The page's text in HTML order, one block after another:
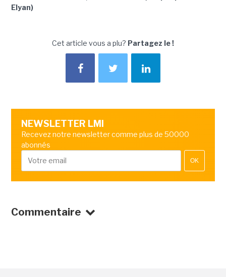
Elyan)
Cet article vous a plu? Partagez le !
NEWSLETTER LMI
Recevez notre newsletter comme plus de 50000
abonnés
OK
Commentaire